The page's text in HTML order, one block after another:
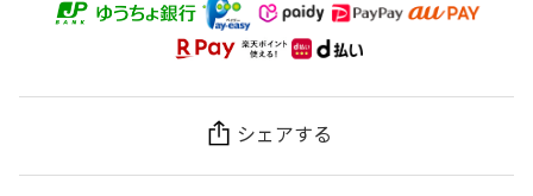
シェアする